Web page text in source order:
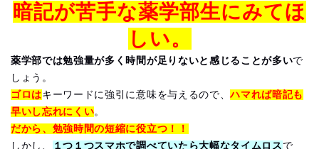
暗記が苦手な薬学部生にみてほ
しい。
薬学部では勉強量が多く時間が足りないと感じることが多いで
しょう。
ゴロはキーワードに強引に意味を与えるので、ハマれば暗記も
早いし忘れにくい。
だから、勉強時間の短縮に役立つ！！
しかし、
１つ１つスマホで調べていたら大幅なタイムロス で